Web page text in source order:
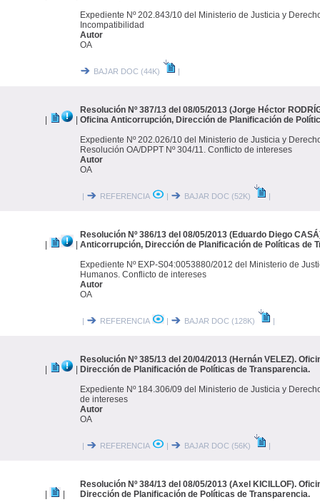
Expediente Nº 202.843/10 del Ministerio de Justicia y
Incompatibilidad
Autor
OA
BAJAR DOC (44K) |
Resolución Nº 387/13 del 08/05/2013 (Jorge Héctor
Oficina Anticorrupción, Dirección de Planificación de
Expediente Nº 202.026/10 del Ministerio de Justicia y
Resolución OA/DPPT Nº 304/11. Conflicto de intereses
Autor
OA
| REFERENCIA | BAJAR DOC (52K) |
Resolución Nº 386/13 del 08/05/2013 (Eduardo Diego
Anticorrupción, Dirección de Planificación de Políticas de
Expediente Nº EXP-S04:0053880/2012 del Ministerio de
Humanos. Conflicto de intereses
Autor
OA
| REFERENCIA | BAJAR DOC (128K) |
Resolución Nº 385/13 del 20/04/2013 (Hernán VELEZ).
Dirección de Planificación de Políticas de Transparencia.
Expediente Nº 184.306/09 del Ministerio de Justicia y
de intereses
Autor
OA
| REFERENCIA | BAJAR DOC (56K) |
Resolución Nº 384/13 del 08/05/2013 (Axel KICILLOF).
Dirección de Planificación de Políticas de Transparencia.